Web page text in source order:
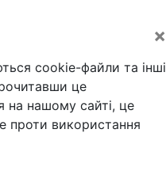
×
cookie-файли та інші
це
на нашому сайті, це
проти використання